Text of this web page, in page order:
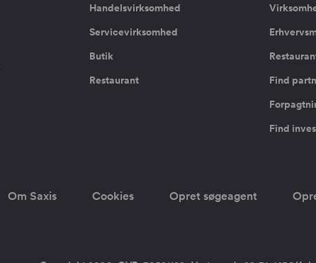
Handelsvirksomhed
Servicevirksomhed
Butik
Restaurant
Find
Find
Om Saxis Cookies Opret søgeagent